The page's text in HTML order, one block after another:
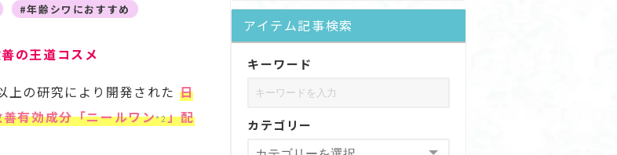
#年齢シワにおすすめ
の王道コスメ
上の研究により開発された 日
有効成分「ニールワン*2」配
アイテム記事検索
キーワード
カテゴリー